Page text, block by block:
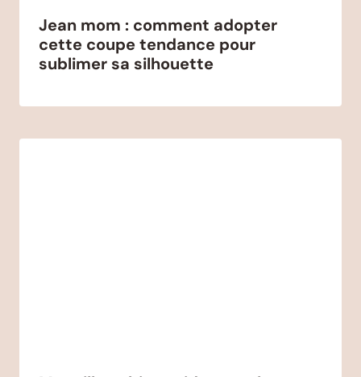
Jean mom : comment adopter
cette coupe tendance pour
sublimer sa silhouette